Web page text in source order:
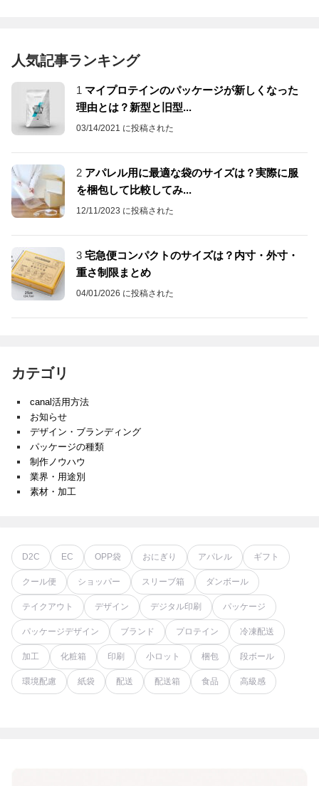
人気記事ランキング
1 マイプロテインのパッケージが新しくなった
理由とは？新型と旧型...
03/14/2021 に投稿された
2 アパレル用に最適な袋のサイズは？実際に服
を梱包して比較してみ...
12/11/2023 に投稿された
3 宅急便コンパクトのサイズは？内寸・外寸・
重さ制限まとめ
04/01/2026 に投稿された
カテゴリ
canal活用方法
お知らせ
デザイン・ブランディング
パッケージの種類
制作ノウハウ
業界・用途別
素材・加工
D2C EC OPP袋 おにぎり アパレル ギフト
クール便 ショッパー スリーブ箱 ダンボール
テイクアウト デザイン デジタル印刷 パッケージ
パッケージデザイン ブランド プロテイン 冷凍配送
加工 化粧箱 印刷 小ロット 梱包 段ボール
環境配慮 紙袋 配送 配送箱 食品 高級感